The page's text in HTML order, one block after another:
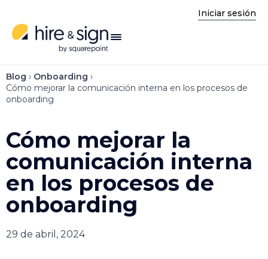
Iniciar sesión
Blog › Onboarding ›
Cómo mejorar la comunicación interna en los procesos de
onboarding
Cómo mejorar la
comunicación interna
en los procesos de
onboarding
29 de abril, 2024